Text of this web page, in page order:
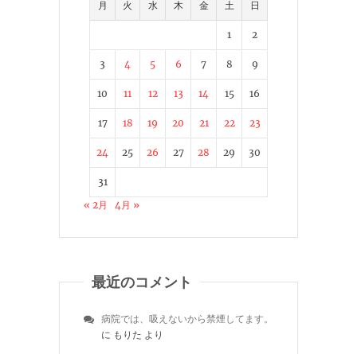
月 火 水 木 金 土 日
1 2
3 4 5 6 7 8 9
10 11 12 13 14 15 16
17 18 19 20 21 22 23
24 25 26 27 28 29 30
31
« 2月
4月 »
最近のコメント
病院では、吸えないから禁煙してます。
に もりた より